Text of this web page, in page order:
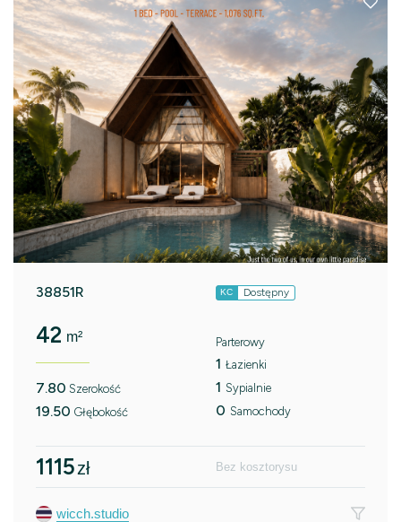
38851R KC Dostępny
42 m²
7.80 Szerokość
19.50 Głębokość
Parterowy
1 Łazienki
1 Sypialnie
0 Samochody
1115zł Bez kosztorysu
wicch.studio